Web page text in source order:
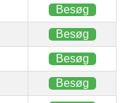
Besøg
Besøg
Besøg
Besøg